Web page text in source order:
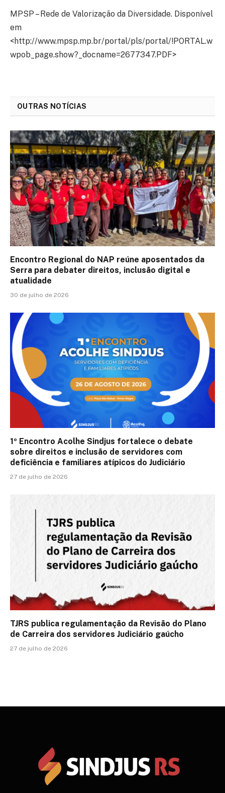
MPSP – Rede de Valorização da Diversidade. Disponível
em
<http://www.mpsp.mp.br/portal/pls/portal/!PORTAL.w
wpob_page.show?_docname=2677347.PDF>
OUTRAS NOTÍCIAS
Encontro Regional do NAP reúne aposentados da
Serra para debater direitos, inclusão digital e
atualidade
30 de julho de 2026
1º Encontro Acolhe Sindjus fortalece o debate
sobre direitos e inclusão de servidores com
deficiência e familiares atípicos do Judiciário
27 de julho de 2026
TJRS publica regulamentação da Revisão do Plano
de Carreira dos servidores Judiciário gaúcho
27 de julho de 2026